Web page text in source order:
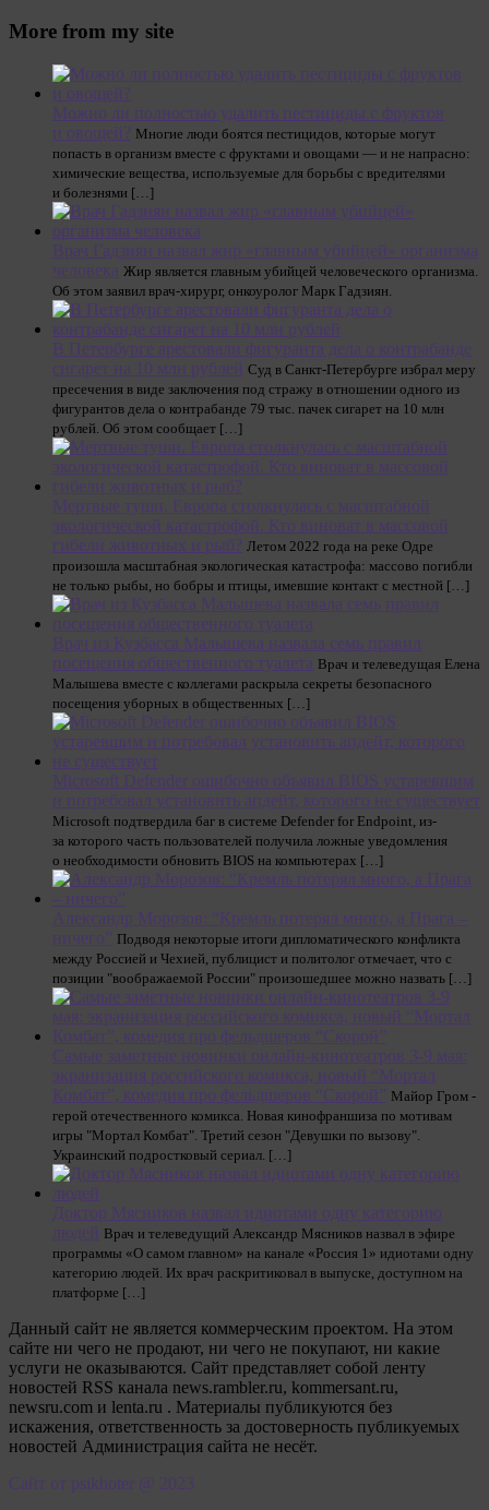
More from my site
Можно ли полностью удалить пестициды с фруктов
и овощей? Многие люди боятся пестицидов, которые могут
попасть в организм вместе с фруктами и овощами — и не напрасно:
химические вещества, используемые для борьбы с вредителями
и болезнями […]
Врач Гадзиян назвал жир «главным убийцей» организма
человека Жир является главным убийцей человеческого организма.
Об этом заявил врач-хирург, онкоуролог Марк Гадзиян.
В Петербурге арестовали фигуранта дела о контрабанде
сигарет на 10 млн рублей Суд в Санкт-Петербурге избрал меру
пресечения в виде заключения под стражу в отношении одного из
фигурантов дела о контрабанде 79 тыс. пачек сигарет на 10 млн
рублей. Об этом сообщает […]
Мертвые туши. Европа столкнулась с масштабной
экологической катастрофой. Кто виноват в массовой
гибели животных и рыб? Летом 2022 года на реке Одре
произошла масштабная экологическая катастрофа: массово погибли
не только рыбы, но бобры и птицы, имевшие контакт с местной […]
Врач из Кузбасса Малышева назвала семь правил
посещения общественного туалета Врач и телеведущая Елена
Малышева вместе с коллегами раскрыла секреты безопасного
посещения уборных в общественных […]
Microsoft Defender ошибочно объявил BIOS устаревшим
и потребовал установить апдейт, которого не существует
Microsoft подтвердила баг в системе Defender for Endpoint, из-
за которого часть пользователей получила ложные уведомления
о необходимости обновить BIOS на компьютерах […]
Александр Морозов: “Кремль потерял много, а Прага –
ничего” Подводя некоторые итоги дипломатического конфликта
между Россией и Чехией, публицист и политолог отмечает, что с
позиции "воображаемой России" произошедшее можно назвать […]
Самые заметные новинки онлайн-кинотеатров 3-9 мая:
экранизация российского комикса, новый “Мортал
Комбат”, комедия про фельдшеров “Скорой” Майор Гром -
герой отечественного комикса. Новая кинофраншиза по мотивам
игры "Мортал Комбат". Третий сезон "Девушки по вызову".
Украинский подростковый сериал. […]
Доктор Мясников назвал идиотами одну категорию
людей Врач и телеведущий Александр Мясников назвал в эфире
программы «О самом главном» на канале «Россия 1» идиотами одну
категорию людей. Их врач раскритиковал в выпуске, доступном на
платформе […]
Данный сайт не является коммерческим проектом. На этом
сайте ни чего не продают, ни чего не покупают, ни какие
услуги не оказываются. Сайт представляет собой ленту
новостей RSS канала news.rambler.ru, kommersant.ru,
newsru.com и lenta.ru . Материалы публикуются без
искажения, ответственность за достоверность публикуемых
новостей Администрация сайта не несёт.
Сайт от psikhoter @ 2023